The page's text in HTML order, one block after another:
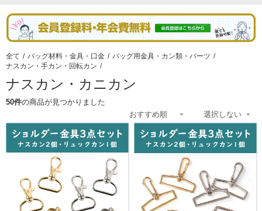
全て / バッグ材料・金具・口金 / バッグ用金具・カン類・パーツ /
ナスカン・手カン・回転カン /
ナスカン・カニカン
50件の商品が見つかりました